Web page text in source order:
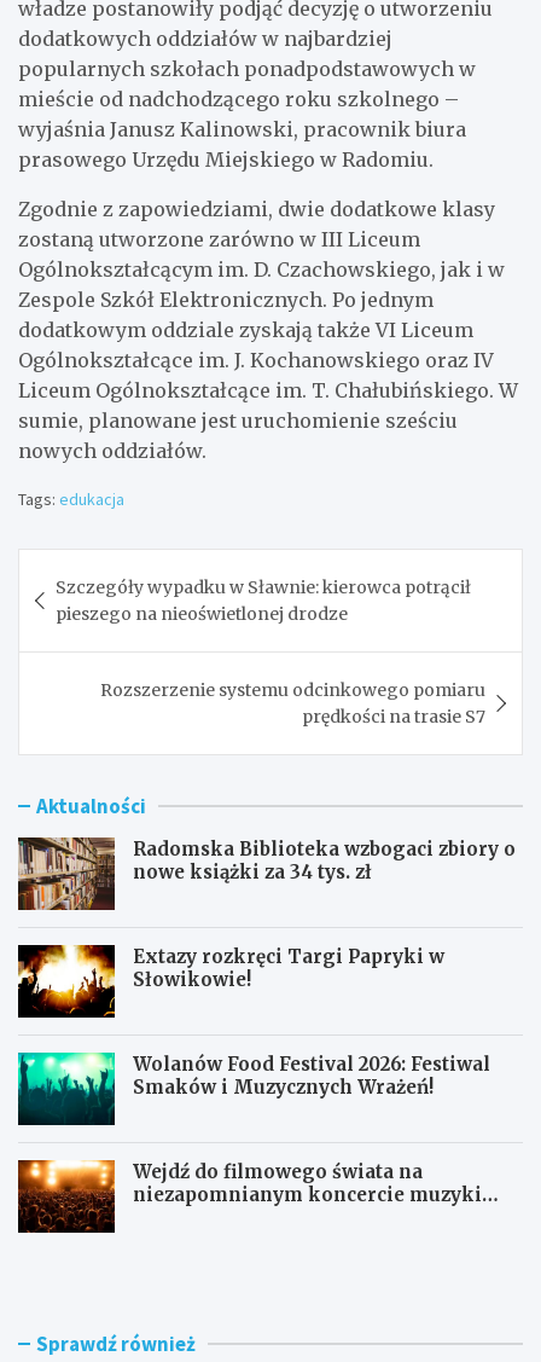
władze postanowiły podjąć decyzję o utworzeniu
dodatkowych oddziałów w najbardziej
popularnych szkołach ponadpodstawowych w
mieście od nadchodzącego roku szkolnego –
wyjaśnia Janusz Kalinowski, pracownik biura
prasowego Urzędu Miejskiego w Radomiu.
Zgodnie z zapowiedziami, dwie dodatkowe klasy
zostaną utworzone zarówno w III Liceum
Ogólnokształcącym im. D. Czachowskiego, jak i w
Zespole Szkół Elektronicznych. Po jednym
dodatkowym oddziale zyskają także VI Liceum
Ogólnokształcące im. J. Kochanowskiego oraz IV
Liceum Ogólnokształcące im. T. Chałubińskiego. W
sumie, planowane jest uruchomienie sześciu
nowych oddziałów.
Tags: edukacja
wpisu
Szczegóły wypadku w Sławnie: kierowca potrącił
pieszego na nieoświetlonej drodze
Rozszerzenie systemu odcinkowego pomiaru
prędkości na trasie S7
Aktualności
Radomska Biblioteka wzbogaci zbiory o
nowe książki za 34 tys. zł
Extazy rozkręci Targi Papryki w
Słowikowie!
Wolanów Food Festival 2026: Festiwal
Smaków i Muzycznych Wrażeń!
Wejdź do filmowego świata na
niezapomnianym koncercie muzyki
R
s
E
y Sprawdź również